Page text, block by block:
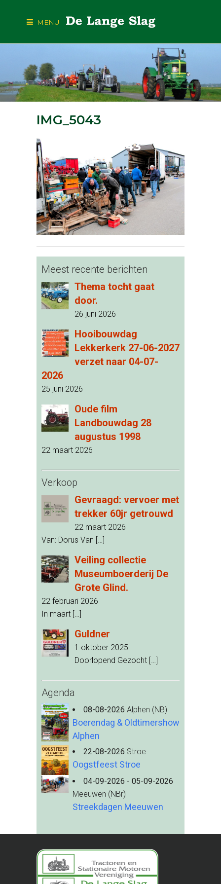
MENU
IMG_5043
IMG_5043
Meest recente berichten
Thema tocht gaat
door.
26 juni 2026
Hooibouwdag
Lekkerkerk 27-06-2027
verzet naar 04-07-
2026
25 juni 2026
Oude film
Landbouwdag 28
augustus 1998
22 maart 2026
Verkoop
Gevraagd: vervoer met
trekker 60jr getrouwd
22 maart 2026
Van: Dorus Van […]
Veiling collectie
Museumboerderij De
Grote Glind.
22 februari 2026
In maart […]
Guldner
1 oktober 2025
Doorlopend Gezocht […]
Agenda
08-08-2026 Alphen (NB)
Boerendag & Oldtimershow
Alphen
22-08-2026 Stroe
Oogstfeest Stroe
04-09-2026 - 05-09-2026
Meeuwen (NBr)
Streekdagen Meeuwen